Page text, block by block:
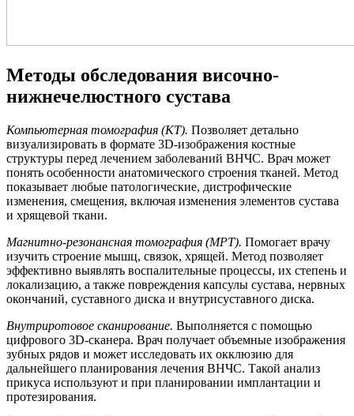
Методы обследования височно-
нижнечелюстного сустава
Компьютерная томография (КТ). Позволяет детально
визуализировать в формате 3D-изображения костные
структуры перед лечением заболеваний ВНЧС. Врач может
понять особенности анатомического строения тканей. Метод
показывает любые патологические, дистрофические
изменения, смещения, включая изменения элементов сустава
и хрящевой ткани.
Магнитно-резонансная томография (МРТ). Помогает врачу
изучить строение мышц, связок, хрящей. Метод позволяет
эффективно выявлять воспалительные процессы, их степень и
локализацию, а также повреждения капсулы сустава, нервных
окончаний, суставного диска и внутрисуставного диска.
Внутриротовое сканирование. Выполняется с помощью
цифрового 3D-сканера. Врач получает объемные изображения
зубных рядов и может исследовать их окклюзию для
дальнейшего планирования лечения ВНЧС. Такой анализ
прикуса используют и при планировании имплантации и
протезирования.